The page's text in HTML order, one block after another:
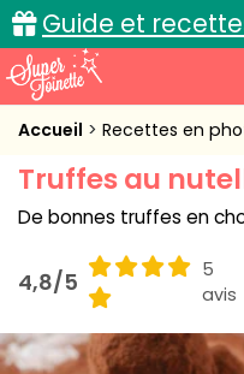
Guide et
Accueil
Recettes de cuisine
L'actu cuisine
Accueil Recettes en
Truffes au
De bonnes truffes en
4,8/5
5
avis